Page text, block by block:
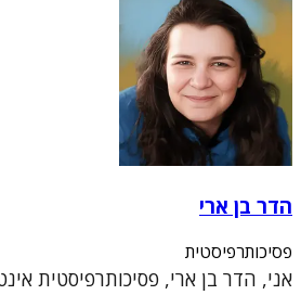
הדר בן ארי
פסיכותרפיסטית
אני, הדר בן ארי, פסיכותרפיסטית